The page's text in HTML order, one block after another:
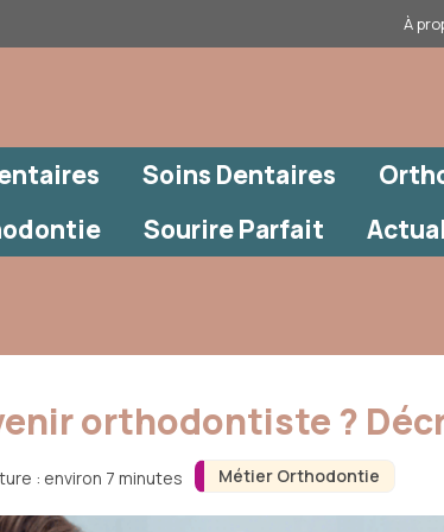
À
Soins Dentaires
Sourire Parfait
Métier Orthodontie
orthodontiste ?
: environ 7 minutes